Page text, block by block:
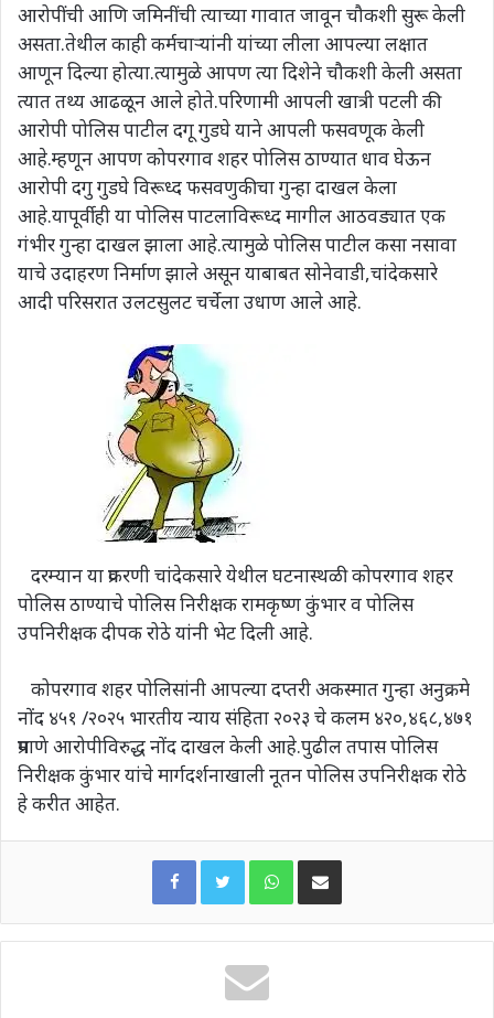
आरोपींची आणि जमिनींची त्याच्या गावात जावून चौकशी सुरू केली
असता.तेथील काही कर्मचाऱ्यांनी यांच्या लीला आपल्या लक्षात
आणून दिल्या होत्या.त्यामुळे आपण त्या दिशेने चौकशी केली असता
त्यात तथ्य आढळून आले होते.परिणामी आपली खात्री पटली की
आरोपी पोलिस पाटील दगू गुडघे याने आपली फसवणूक केली
आहे.म्हणून आपण कोपरगाव शहर पोलिस ठाण्यात धाव घेऊन
आरोपी दगु गुडघे विरूध्द फसवणुकीचा गुन्हा दाखल केला
आहे.यापूर्वीही या पोलिस पाटलाविरूध्द मागील आठवड्यात एक
गंभीर गुन्हा दाखल झाला आहे.त्यामुळे पोलिस पाटील कसा नसावा
याचे उदाहरण निर्माण झाले असून याबाबत सोनेवाडी,चांदेकसारे
आदी परिसरात उलटसुलट चर्चेला उधाण आले आहे.
दरम्यान या प्रकरणी चांदेकसारे येथील घटनास्थळी कोपरगाव शहर
पोलिस ठाण्याचे पोलिस निरीक्षक रामकृष्ण कुंभार व पोलिस
उपनिरीक्षक दीपक रोठे यांनी भेट दिली आहे.
कोपरगाव शहर पोलिसांनी आपल्या दप्तरी अकस्मात गुन्हा अनुक्रमे
नोंद ४५१ /२०२५ भारतीय न्याय संहिता २०२३ चे कलम ४२०,४६८,४७१
प्रमाणे आरोपीविरुद्ध नोंद दाखल केली आहे.पुढील तपास पोलिस
निरीक्षक कुंभार यांचे मार्गदर्शनाखाली नूतन पोलिस उपनिरीक्षक रोठे
हे करीत आहेत.
WhatsAppShare via Email